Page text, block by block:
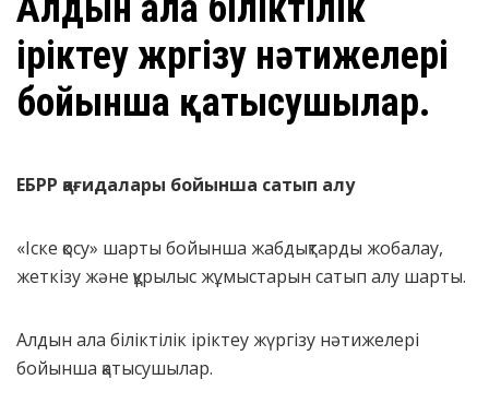
іріктеу жүргізу нәтижелері
бойынша қатысушылар.
ЕБРР қағидалары бойынша сатып алу
«Іске қосу» шарты бойынша жабдықтарды жобалау,
жеткізу және құрылыс жұмыстарын сатып алу шарты.
Алдын ала біліктілік іріктеу жүргізу нәтижелері
бойынша қатысушылар.